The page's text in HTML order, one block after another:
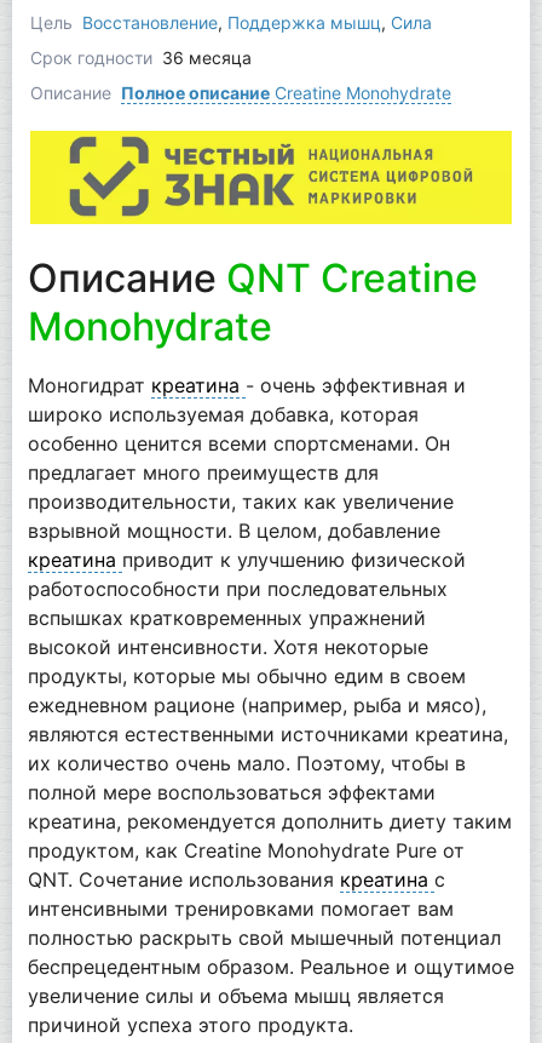
Цель Восстановление, Поддержка мышц, Сила
Срок годности 36 месяца
Описание Полное описаниеCreatine Monohydrate
Описание QNT Creatine
Monohydrate
Моногидрат креатина - очень эффективная и
широко используемая добавка, которая
особенно ценится всеми спортсменами. Он
предлагает много преимуществ для
производительности, таких как увеличение
взрывной мощности. В целом, добавление
креатина приводит к улучшению физической
работоспособности при последовательных
вспышках кратковременных упражнений
высокой интенсивности. Хотя некоторые
продукты, которые мы обычно едим в своем
ежедневном рационе (например, рыба и мясо),
являются естественными источниками креатина,
их количество очень мало. Поэтому, чтобы в
полной мере воспользоваться эффектами
креатина, рекомендуется дополнить диету таким
продуктом, как Creatine Monohydrate Pure от
QNT. Сочетание использования креатина с
интенсивными тренировками помогает вам
полностью раскрыть свой мышечный потенциал
беспрецедентным образом. Реальное и ощутимое
увеличение силы и объема мышц является
причиной успеха этого продукта.